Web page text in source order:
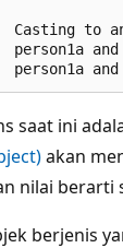
to an
and
saat ini
akan
nilai berarti
berjenis